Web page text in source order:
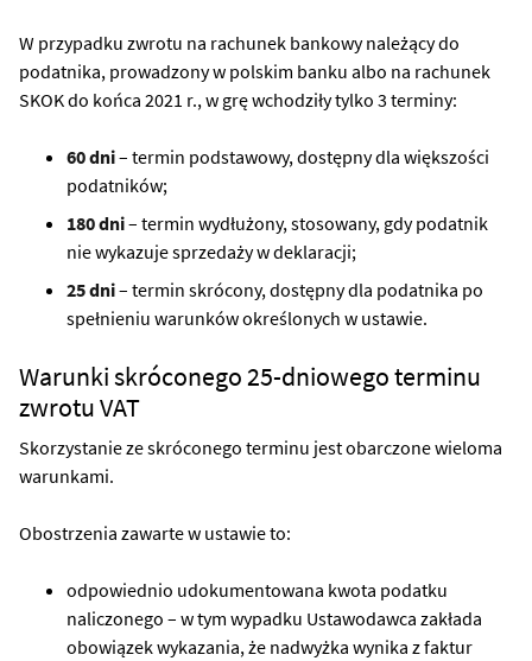
W przypadku zwrotu na rachunek bankowy należący do
podatnika, prowadzony w polskim banku albo na rachunek
SKOK do końca 2021 r., w grę wchodziły tylko 3 terminy:
60 dni– termin podstawowy, dostępny dla większości
podatników;
180 dni– termin wydłużony, stosowany, gdy podatnik
nie wykazuje sprzedaży w deklaracji;
25 dni– termin skrócony, dostępny dla podatnika po
spełnieniu warunków określonych w ustawie.
Warunki skróconego 25-dniowego terminu
zwrotu VAT
Skorzystanie ze skróconego terminu jest obarczone wieloma
warunkami.
Obostrzenia zawarte w ustawie to:
odpowiednio udokumentowana kwota podatku
naliczonego – w tym wypadku Ustawodawca zakłada
obowiązek wykazania, że nadwyżka wynika z faktur